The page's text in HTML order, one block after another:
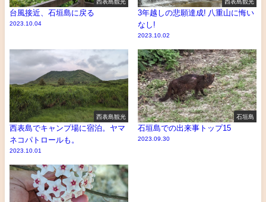
台風接近、石垣島に戻る
2023.10.04
3年越しの悲願達成! 八重山に悔い
なし!
2023.10.02
西表島観光
西表島でキャンプ場に宿泊。ヤマ
ネコパトロールも。
2023.10.01
石垣島
石垣島での出来事トップ15
2023.09.30